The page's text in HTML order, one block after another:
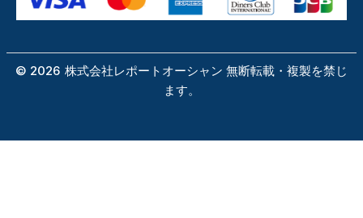
© 2026 株式会社レポートオーシャン 無断転載・複製を禁じ
ます。